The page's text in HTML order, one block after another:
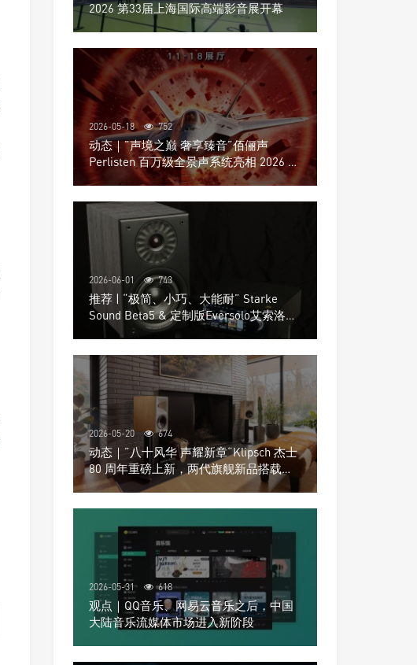
2026 第33届上海国际高端影音展开幕
2026-05-18 752
动态｜”声境之巅 奢享臻音”佰俪声
Perlisten 百万级全景声系统亮相 2026 北
京国际音响展
2026-06-01 743
推荐 | “极简、小巧、大能耐” Starke
Sound Beta5 & 定制版Eversolo艾索洛
Play音响组合
2026-05-20 674
动态｜”八十风华 声耀新章“Klipsch 杰士
80 周年重磅上新，两代旗舰新品搭载硬
核配置音质再升级
2026-05-31 618
观点｜QQ音乐、网易云音乐之后，中国
大陆音乐流媒体市场进入新阶段